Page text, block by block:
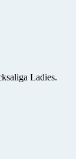
Ladies.